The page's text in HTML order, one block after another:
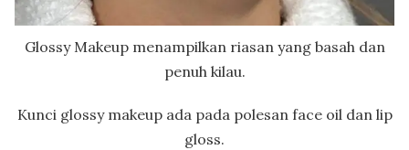
Glossy Makeup menampilkan riasan yang basah dan
penuh kilau.
Kunci glossy makeup ada pada polesan face oil dan lip
gloss.